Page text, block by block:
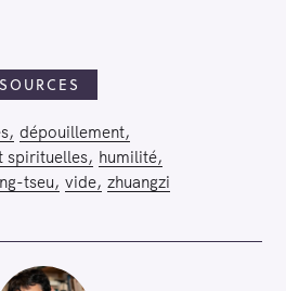
SOURCES
dépouillement
spirituelles humilité
tseu vide zhuangzi